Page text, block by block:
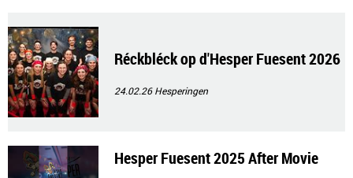
Réckbléck op d'Hesper Fuesent 2026
24.02.26Hesperingen
Hesper Fuesent 2025 After Movie